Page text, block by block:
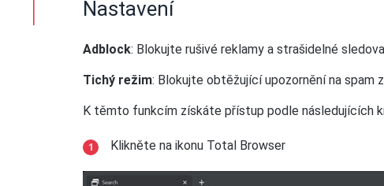
Nastavení
Adblock: Blokujte rušivé reklamy a strašidelné
Tichý režim: Blokujte obtěžující upozornění na spam
K těmto funkcím získáte přístup podle následujících
Klikněte na ikonu Total Browser